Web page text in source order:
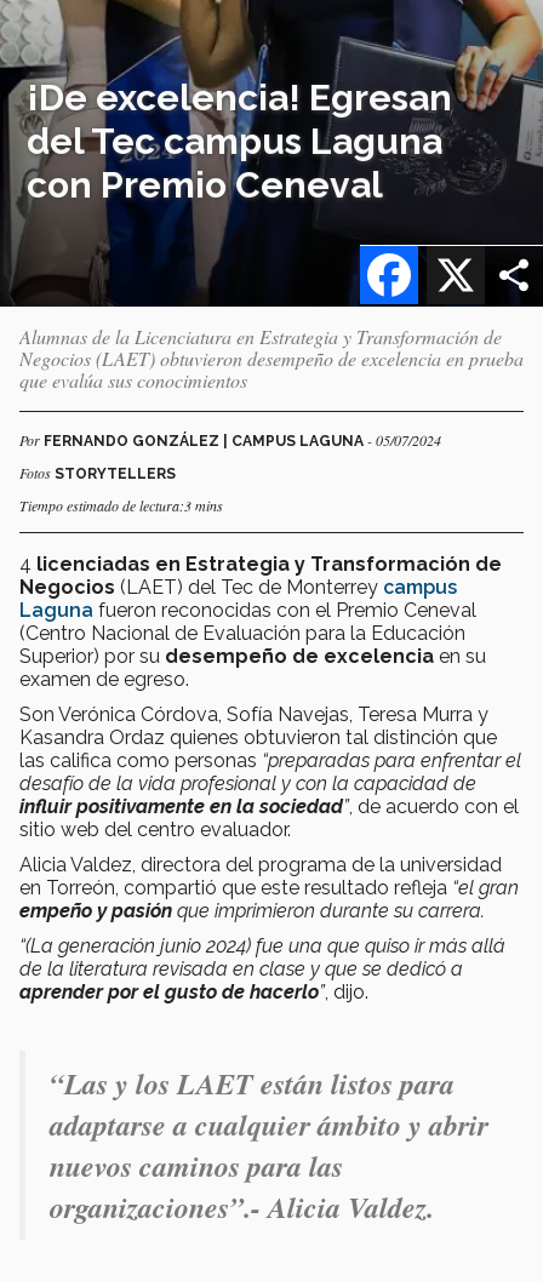
¡De excelencia! Egresan
del Tec campus Laguna
con Premio Ceneval
X
Facebook
Alumnas de la Licenciatura en Estrategia y Transformación de
Negocios (LAET) obtuvieron desempeño de excelencia en prueba
que evalúa sus conocimientos
Por FERNANDO GONZÁLEZ | CAMPUS LAGUNA - 05/07/2024
Fotos STORYTELLERS
Tiempo estimado de lectura:3 mins
4 licenciadas en Estrategia y Transformación de
Negocios (LAET) del Tec de Monterrey campus
Laguna fueron reconocidas con el Premio Ceneval
(Centro Nacional de Evaluación para la Educación
Superior) por su desempeño de excelencia en su
examen de egreso.
Son Verónica Córdova, Sofía Navejas, Teresa Murra y
Kasandra Ordaz quienes obtuvieron tal distinción que
las califica como personas “preparadas para enfrentar el
desafío de la vida profesional y con la capacidad de
influir positivamente en la sociedad”, de acuerdo con el
sitio web del centro evaluador.
Alicia Valdez, directora del programa de la universidad
en Torreón, compartió que este resultado refleja “el gran
empeño y pasión que imprimieron durante su carrera.
“(La generación junio 2024) fue una que quiso ir más allá
de la literatura revisada en clase y que se dedicó a
aprender por el gusto de hacerlo”, dijo.
“Las y los LAET están listos para
adaptarse a cualquier ámbito y abrir
nuevos caminos para las
organizaciones”.- Alicia Valdez.